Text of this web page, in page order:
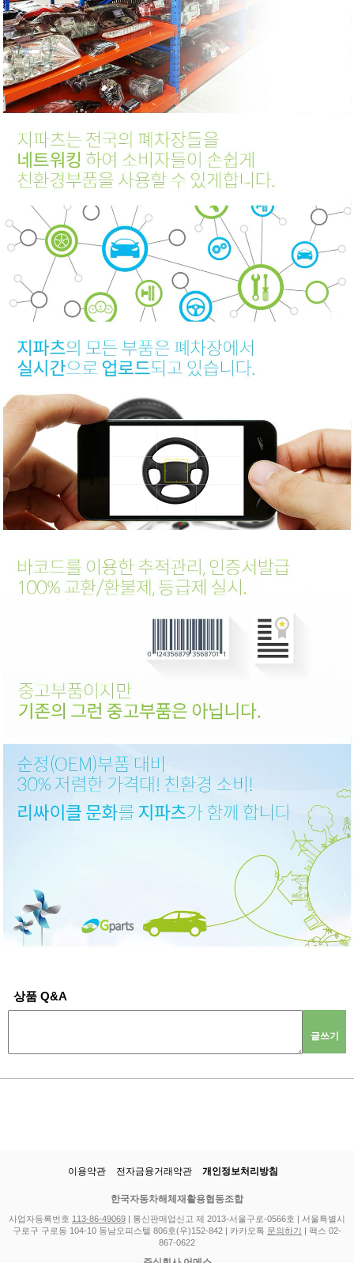
상품 Q&A
글쓰기
이용약관 전자금융거래약관 개인정보처리방침
한국자동차해체재활용협동조합
사업자등록번호 113-86-49069 | 통신판매업신고 제 2013-서울구로-0566호 | 서울특별시
구로구 구로동 104-10 동남오피스텔 806호(우)152-842 | 카카오톡 문의하기
| 팩스 02-
867-0622